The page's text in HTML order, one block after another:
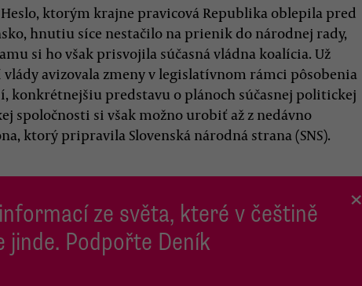
ktorým krajne pravicová Republika oblepila pred
hnutiu síce nestačilo na prienik do národnej rady,
si ho však prisvojila súčasná vládna koalícia. Už
avizovala zmeny v legislatívnom rámci pôsobenia
konkrétnejšiu predstavu o plánoch súčasnej politickej
spoločnosti si však možno urobiť až z nedávno
ktorý pripravila Slovenská národná strana (SNS).
ze světa, které v češtině
jinde. Podpořte Deník
×